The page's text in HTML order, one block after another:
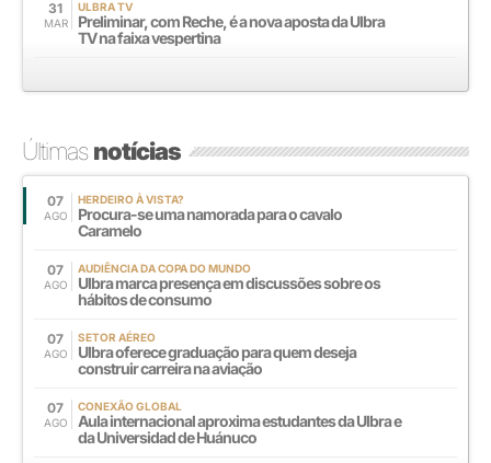
31
MAR
ULBRA TV
Preliminar, com Reche, é a nova aposta da Ulbra
TV na faixa vespertina
Últimasnotícias
07
AGO
HERDEIRO À VISTA?
Procura-se uma namorada para o cavalo
Caramelo
07
AGO
AUDIÊNCIA DA COPA DO MUNDO
Ulbra marca presença em discussões sobre os
hábitos de consumo
07
AGO
SETOR AÉREO
Ulbra oferece graduação para quem deseja
construir carreira na aviação
07
AGO
CONEXÃO GLOBAL
Aula internacional aproxima estudantes da Ulbra e
da Universidad de Huánuco